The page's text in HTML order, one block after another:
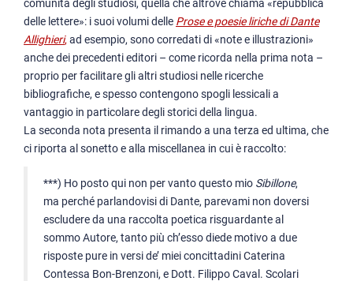
comunità degli studiosi, quella che altrove chiama «repubblica
delle lettere»: i suoi volumi delle Prose e poesie liriche di Dante
Allighieri,ad esempio, sono corredati di «note e illustrazioni»
anche dei precedenti editori – come ricorda nella prima nota –
proprio per facilitare gli altri studiosi nelle ricerche
bibliografiche, e spesso contengono spogli lessicali a
vantaggio in particolare degli storici della lingua.
La seconda nota presenta il rimando a una terza ed ultima, che
ci riporta al sonetto e alla miscellanea in cui è raccolto:
***) Ho posto qui non per vanto questo mio Sibillone,
ma perché parlandovisi di Dante, parevami non doversi
escludere da una raccolta poetica risguardante al
sommo Autore, tanto più ch’esso diede motivo a due
risposte pure in versi de’ miei concittadini Caterina
Contessa Bon-Brenzoni, e Dott. Filippo Caval. Scolari